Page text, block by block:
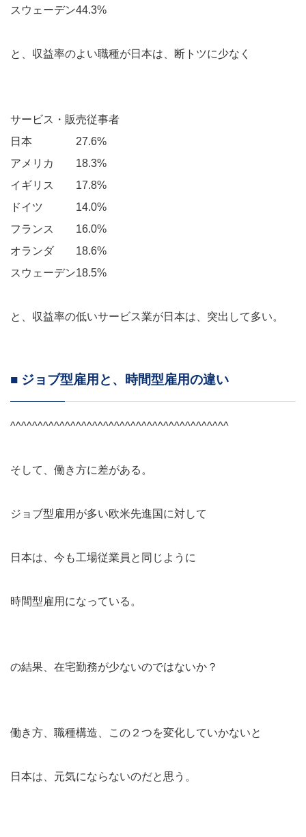
スウェーデン44.3%
と、収益率のよい職種が日本は、断トツに少なく
サービス・販売従事者
日本 27.6%
アメリカ 18.3%
イギリス 17.8%
ドイツ 14.0%
フランス 16.0%
オランダ 18.6%
スウェーデン18.5%
と、収益率の低いサービス業が日本は、突出して多い。
■ ジョブ型雇用と、時間型雇用の違い
^^^^^^^^^^^^^^^^^^^^^^^^^^^^^^^^^^^^^^^^
そして、働き方に差がある。
ジョブ型雇用が多い欧米先進国に対して
日本は、今も工場従業員と同じように
時間型雇用になっている。
の結果、在宅勤務が少ないのではないか？
働き方、職種構造、この２つを変化していかないと
日本は、元気にならないのだと思う。